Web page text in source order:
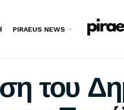
PIRAEUS NEWS
του